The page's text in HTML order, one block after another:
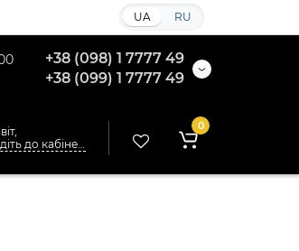
UA RU
+38 (098) 1 7777 49
+38 (099) 1 7777 49
0